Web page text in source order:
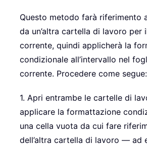
Questo metodo farà riferimento
da un’altra cartella di lavoro
corrente, quindi applicherà la
condizionale all’intervallo nel
corrente. Procedere come segue:
1. Apri entrambe le cartelle di
applicare la formattazione
una cella vuota da cui fare
dell’altra cartella di lavoro — ad